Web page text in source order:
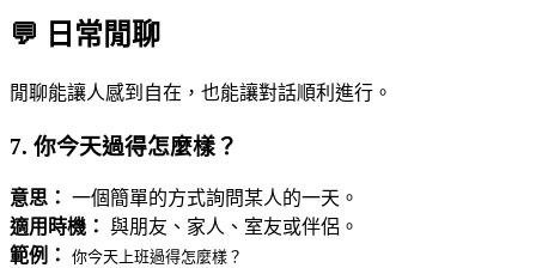
💬 日常閒聊
閒聊能讓人感到自在，也能讓對話順利進行。
7. 你今天過得怎麼樣？
意思： 一個簡單的方式詢問某人的一天。
適用時機： 與朋友、家人、室友或伴侶。
範例：
你今天上班過得怎麼樣？